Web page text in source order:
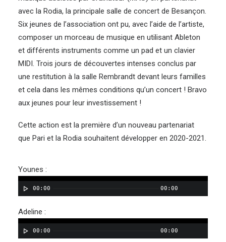
avec la Rodia, la principale salle de concert de Besançon.
Six jeunes de l’association ont pu, avec l’aide de l’artiste,
composer un morceau de musique en utilisant Ableton
et différents instruments comme un pad et un clavier
MIDI. Trois jours de découvertes intenses conclus par
une restitution à la salle Rembrandt devant leurs familles
et cela dans les mêmes conditions qu’un concert ! Bravo
aux jeunes pour leur investissement !
Cette action est la première d’un nouveau partenariat
que Pari et la Rodia souhaitent développer en 2020-2021.
Younes :
00:00 00:00
Adeline :
00:00 00:00